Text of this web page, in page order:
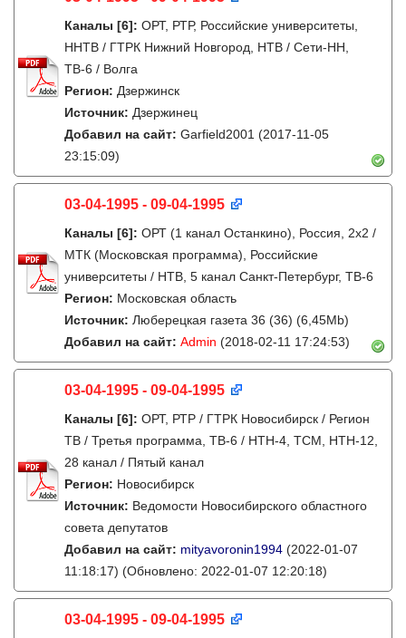
Каналы [6]: ОРТ, РТР, Российские университеты,
ННТВ / ГТРК Нижний Новгород, НТВ / Сети-НН,
ТВ-6 / Волга
Регион: Дзержинск
Источник: Дзержинец
Добавил на сайт: Garfield2001 (2017-11-05
23:15:09)
03-04-1995 - 09-04-1995
Каналы [6]: ОРТ (1 канал Останкино), Россия, 2x2 /
МТК (Московская программа), Российские
университеты / НТВ, 5 канал Санкт-Петербург, ТВ-6
Регион: Московская область
Источник: Люберецкая газета 36 (36) (6,45Mb)
Добавил на сайт: Admin (2018-02-11 17:24:53)
03-04-1995 - 09-04-1995
Каналы [6]: ОРТ, РТР / ГТРК Новосибирск / Регион
ТВ / Третья программа, ТВ-6 / НТН-4, ТСМ, НТН-12,
28 канал / Пятый канал
Регион: Новосибирск
Источник: Ведомости Новосибирского областного
совета депутатов
Добавил на сайт: mityavoronin1994 (2022-01-07
11:18:17) (Обновлено: 2022-01-07 12:20:18)
03-04-1995 - 09-04-1995